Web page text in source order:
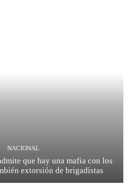
NACIONAL
que hay una mafia con los
extorsión de brigadistas